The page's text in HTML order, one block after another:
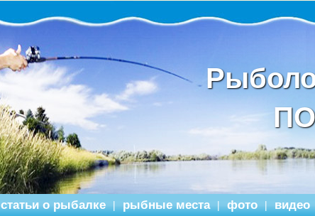
статьи о рыбалке | рыбные места | фото | видео